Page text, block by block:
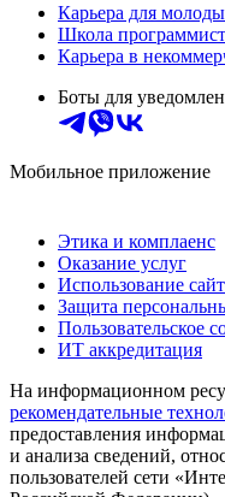
Карьера для
Школа
Карьера в
Боты для
Мобильное приложение
Этика и комплаенс
Оказание услуг
Использование
Защита
Пользовательское
ИТ аккредитация
На информационном
рекомендательные
предоставления
и анализа сведений,
пользователей сети